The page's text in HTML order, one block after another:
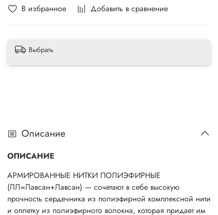
В избранное Добавить в сравнение
Выбрать
Описание
ОПИСАНИЕ
АРМИРОВАННЫЕ НИТКИ ПОЛИЭФИРНЫЕ
(ЛЛ=Лавсан+Лавсан) — сочетают в себе высокую
прочность сердечника из полиэфирной комплексной нити
и оплетку из полиэфирного волокна, которая придает им